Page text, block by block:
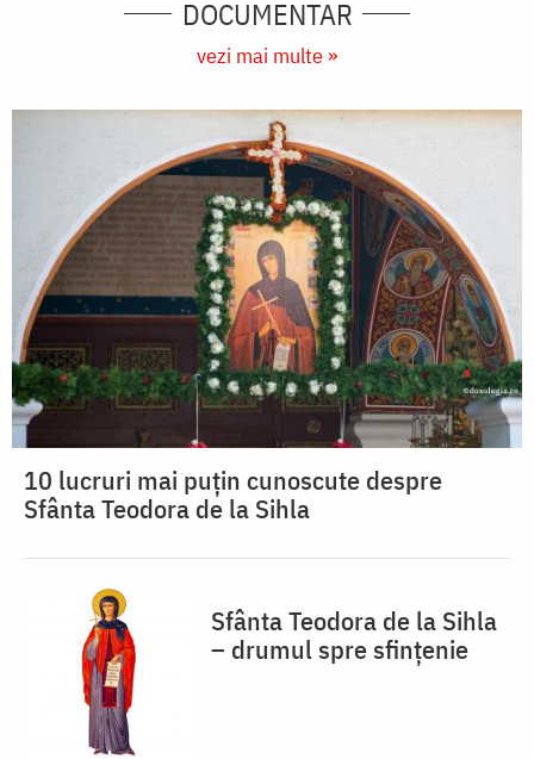
DOCUMENTAR
vezi mai multe »
10 lucruri mai puțin cunoscute despre
Sfânta Teodora de la Sihla
Sfânta Teodora de la Sihla
– drumul spre sfințenie